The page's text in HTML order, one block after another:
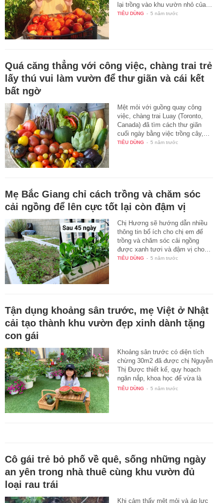
lại trồng vào khu vườn nhỏ của…
TIÊU DÙNG - 5 năm trước
Quá căng thẳng với công việc, chàng trai trẻ
lấy thú vui làm vườn để thư giãn và cái kết
bất ngờ
Mệt mỏi với guồng quay công
việc, chàng trai Luay (Toronto,
Canada) đã tìm cách thư giãn
cuối ngày bằng việc trồng cây,…
TIÊU DÙNG - 5 năm trước
Mẹ Bắc Giang chỉ cách trồng và chăm sóc
cải ngồng để lên cực tốt lại còn đậm vị
Chị Hương sẽ hướng dẫn nhiều
thông tin bổ ích cho chị em để
trồng và chăm sóc cải ngồng
được xanh tươi và đậm vị cho…
TIÊU DÙNG - 5 năm trước
Tận dụng khoảng sân trước, mẹ Việt ở Nhật
cải tạo thành khu vườn đẹp xinh dành tặng
con gái
Khoảng sân trước có diện tích
chừng 30m2 đã được chị Nguyễn
Thị Được thiết kế, quy hoạch
ngăn nắp, khoa học để vừa là
nơi…
TIÊU DÙNG - 5 năm trước
Cô gái trẻ bỏ phố về quê, sống những ngày
an yên trong nhà thuê cùng khu vườn đủ
loại rau trái
Khi cảm thấy mệt mỏi và áp lực